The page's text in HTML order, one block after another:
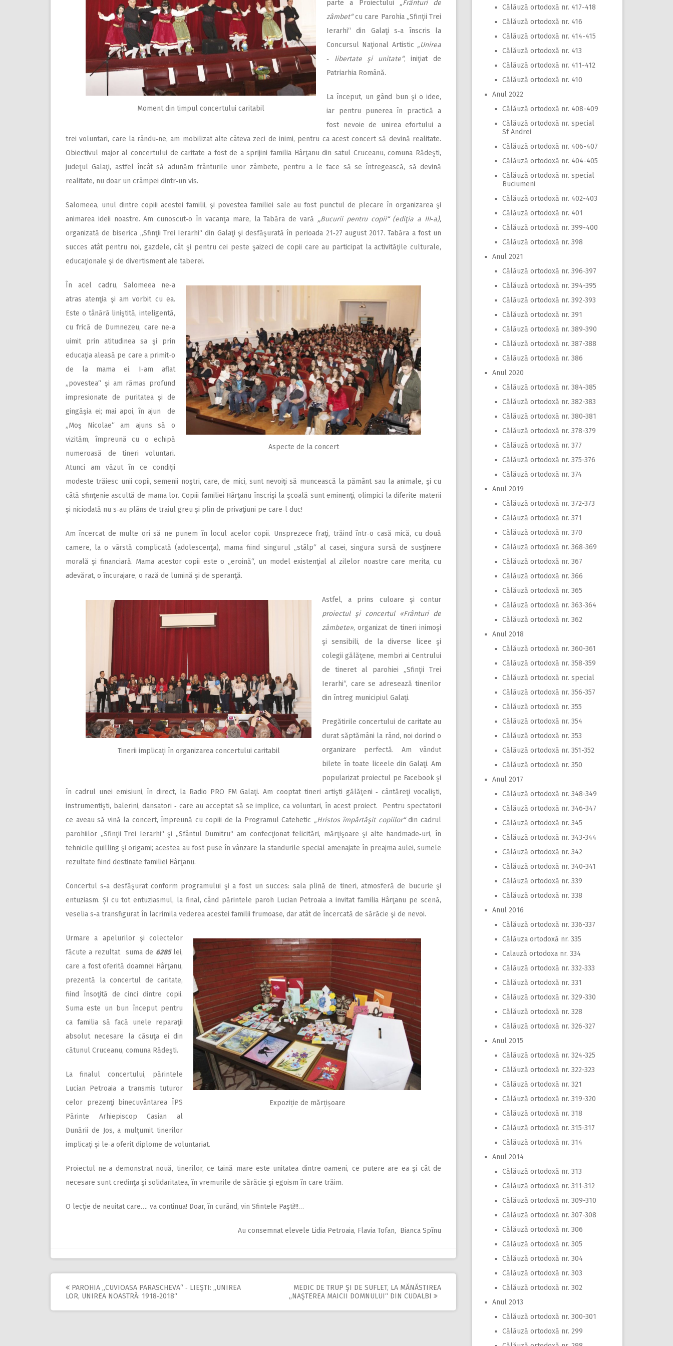
Moment din timpul concertului caritabil
parte a Proiectului „Frânturi de
zâmbet“cu care Parohia „Sfinţii Trei
Ierarhi“ din Galaţi s‑a înscris la
Concursul Naţional Artistic „Unirea
‑ libertate şi unitate“, iniţiat de
Patriarhia Română.
La început, un gând bun şi o idee,
iar pentru punerea în practică a
fost nevoie de unirea efortului a
trei voluntari, care la rându‑ne, am mobilizat alte câteva zeci de inimi, pentru ca acest concert să devină realitate.
Obiectivul major al concertului de caritate a fost de a sprijini familia Hârţanu din satul Cruceanu, comuna Rădeşti,
judeţul Galaţi, astfel încât să adunăm frânturile unor zâmbete, pentru a le face să se întregească, să devină
realitate, nu doar un crâmpei dintr‑un vis.
Salomeea, unul dintre copiii acestei familii, şi povestea familiei sale au fost punctul de plecare în organizarea şi
animarea ideii noastre. Am cunoscut‑o în vacanţa mare, la Tabăra de vară ,,Bucurii pentru copii“ (ediţia a III‑a),
organizată de biserica ,,Sfinţii Trei Ierarhi“ din Galaţi şi desfăşurată în perioada 21‑27 august 2017. Tabăra a fost un
succes atât pentru noi, gazdele, cât şi pentru cei peste şaizeci de copii care au participat la activităţile culturale,
educaţionale şi de divertisment ale taberei.
Aspecte de la concert
În acel cadru, Salomeea ne‑a
atras atenţia şi am vorbit cu ea.
Este o tânără liniştită, inteligentă,
cu frică de Dumnezeu, care ne‑a
uimit prin atitudinea sa şi prin
educaţia aleasă pe care a primit‑o
de la mama ei. I‑am aflat
„povestea“ şi am rămas profund
impresionate de puritatea şi de
gingăşia ei; mai apoi, în ajun de
„Moş Nicolae“ am ajuns să o
vizităm, împreună cu o echipă
numeroasă de tineri voluntari.
Atunci am văzut în ce condiţii
modeste trăiesc unii copii, semenii noştri, care, de mici, sunt nevoiţi să muncească la pământ sau la animale, şi cu
câtă sfinţenie ascultă de mama lor. Copiii familiei Hârţanu înscrişi la şcoală sunt eminenţi, olimpici la diferite materii
şi niciodată nu s‑au plâns de traiul greu şi plin de privaţiuni pe care‑l duc!
Am încercat de multe ori să ne punem în locul acelor copii. Unsprezece fraţi, trăind într‑o casă mică, cu două
camere, la o vârstă complicată (adolescenţa), mama fiind singurul „stâlp“ al casei, singura sursă de susţinere
morală şi financiară. Mama acestor copii este o „eroină“, un model existenţial al zilelor noastre care merita, cu
adevărat, o încurajare, o rază de lumină şi de speranţă.
Tinerii implicați în organizarea concertului caritabil
Astfel, a prins culoare şi contur
proiectul şi concertul «Frânturi de
zâmbete», organizat de tineri inimoşi
şi sensibili, de la diverse licee şi
colegii gălăţene, membri ai Centrului
de tineret al parohiei „Sfinţii Trei
Ierarhi“, care se adresează tinerilor
din întreg municipiul Galaţi.
Pregătirile concertului de caritate au
durat săptămâni la rând, noi dorind o
organizare perfectă. Am vândut
bilete în toate liceele din Galaţi. Am
popularizat proiectul pe Facebook şi
în cadrul unei emisiuni, în direct, la Radio PRO FM Galaţi. Am cooptat tineri artişti gălăţeni ‑ cântăreţi vocalişti,
instrumentişti, balerini, dansatori ‑ care au acceptat să se implice, ca voluntari, în acest proiect. Pentru spectatorii
ce aveau să vină la concert, împreună cu copiii de la Programul Catehetic „Hristos împărtăşit copiilor“din cadrul
parohiilor „Sfinţii Trei Ierarhi“ şi „Sfântul Dumitru“ am confecţionat felicitări, mărţişoare şi alte handmade‑uri, în
tehnicile quilling şi origami; acestea au fost puse în vânzare la standurile special amenajate în preajma aulei, sumele
rezultate fiind destinate familiei Hârţanu.
Concertul s‑a desfăşurat con­­form programului şi a fost un succes: sala plină de tineri, atmos­feră de bucurie şi
entuziasm. Și cu tot entuziasmul, la final, când părintele paroh Lucian Petroaia a invitat familia Hârţanu pe scenă,
veselia s‑a transfigurat în lacrimila vederea acestei familii frumoase, dar atât de încercată de sărăcie şi de nevoi.
Expoziție de mărțișoare
Urmare a apelurilor şi colectelor
făcute a rezultat suma de 6285 lei,
care a fost oferită doamnei Hârţanu,
prezentă la concertul de caritate,
fiind însoţită de cinci dintre copii.
Suma este un bun început pentru
ca familia să facă unele reparaţii
absolut necesare la căsuţa ei din
cătunul Cruceanu, comuna Rădeşti.
La finalul concertului, părintele
Lucian Petroaia a transmis tuturor
celor prezenţi binecuvântarea ÎPS
Părinte Arhiepiscop Casian al
Dunării de Jos, a mulţumit tinerilor
implicaţi şi le‑a oferit diplome de voluntariat.
Proiectul ne‑a demonstrat nouă, tinerilor, ce taină mare este unitatea dintre oameni, ce putere are ea şi cât de
necesare sunt credinţa şi solidaritatea, în vremurile de sărăcie şi egoism în care trăim.
O lecţie de neuitat care…. va continua! Doar, în curând, vin Sfintele Paşti!!!…
Au consemnat elevele Lidia Petroaia, Flavia Tofan, Bianca Spînu
Post
navigation
PAROHIA „CUVIOASA PARASCHEVA“ ‑ LIEŞTI: „UNIREA
LOR, UNIREA NOASTRĂ: 1918‑2018“
MEDIC DE TRUP ŞI DE SUFLET, LA MĂNĂSTIREA
„NAŞTEREA MAICII DOMNULUI“ DIN CUDALBI
Călăuză ortodoxă nr. 417-418
Călăuză ortodoxă nr. 416
Călăuză ortodoxă nr. 414-415
Călăuză ortodoxă nr. 413
Călăuză ortodoxă nr. 411-412
Călăuză ortodoxă nr. 410
Anul 2022
Călăuză ortodoxă nr. 408-409
Călăuză ortodoxă nr. special
Sf Andrei
Călăuză ortodoxă nr. 406-407
Călăuză ortodoxă nr. 404-405
Călăuză ortodoxă nr. special
Buciumeni
Călăuză ortodoxă nr. 402-403
Călăuză ortodoxă nr. 401
Călăuză ortodoxă nr. 399-400
Călăuză ortodoxă nr. 398
Anul 2021
Călăuză ortodoxă nr. 396-397
Călăuză ortodoxă nr. 394-395
Călăuză ortodoxă nr. 392-393
Călăuză ortodoxă nr. 391
Călăuză ortodoxă nr. 389-390
Călăuză ortodoxă nr. 387-388
Călăuză ortodoxă nr. 386
Anul 2020
Călăuză ortodoxă nr. 384-385
Călăuză ortodoxă nr. 382-383
Călăuză ortodoxă nr. 380-381
Călăuză ortodoxă nr. 378-379
Călăuză ortodoxă nr. 377
Călăuză ortodoxă nr. 375-376
Călăuză ortodoxă nr. 374
Anul 2019
Călăuză ortodoxă nr. 372-373
Călăuză ortodoxă nr. 371
Călăuză ortodoxă nr. 370
Călăuză ortodoxă nr. 368-369
Călăuză ortodoxă nr. 367
Călăuză ortodoxă nr. 366
Călăuză ortodoxă nr. 365
Călăuză ortodoxă nr. 363-364
Călăuză ortodoxă nr. 362
Anul 2018
Călăuză ortodoxă nr. 360-361
Călăuză ortodoxă nr. 358-359
Călăuză ortodoxă nr. special
Călăuză ortodoxă nr. 356-357
Călăuză ortodoxă nr. 355
Călăuză ortodoxă nr. 354
Călăuză ortodoxă nr. 353
Călăuză ortodoxă nr. 351-352
Călăuză ortodoxă nr. 350
Anul 2017
Călăuză ortodoxă nr. 348-349
Călăuză ortodoxă nr. 346-347
Călăuză ortodoxă nr. 345
Călăuză ortodoxă nr. 343-344
Călăuză ortodoxă nr. 342
Călăuză ortodoxă nr. 340-341
Călăuză ortodoxă nr. 339
Călăuză ortodoxă nr. 338
Anul 2016
Călăuză ortodoxă nr. 336-337
Călăuza ortodoxă nr. 335
Calauză ortodoxa nr. 334
Călăuză ortodoxă nr. 332-333
Călăuză ortodoxă nr. 331
Călăuză ortodoxă nr. 329-330
Călăuză ortodoxă nr. 328
Călăuză ortodoxă nr. 326-327
Anul 2015
Călăuză ortodoxă nr. 324-325
Călăuză ortodoxă nr. 322-323
Călăuză ortodoxă nr. 321
Călăuză ortodoxă nr. 319-320
Călăuză ortodoxă nr. 318
Călăuză ortodoxă nr. 315-317
Călăuză ortodoxă nr. 314
Anul 2014
Călăuză ortodoxă nr. 313
Călăuză ortodoxă nr. 311-312
Călăuză ortodoxă nr. 309-310
Călăuză ortodoxă nr. 307-308
Călăuză ortodoxă nr. 306
Călăuză ortodoxă nr. 305
Călăuză ortodoxă nr. 304
Călăuză ortodoxă nr. 303
Călăuză ortodoxă nr. 302
Anul 2013
Călăuză ortodoxă nr. 300-301
Călăuză ortodoxă nr. 299